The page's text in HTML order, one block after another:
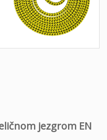
jezgrom EN